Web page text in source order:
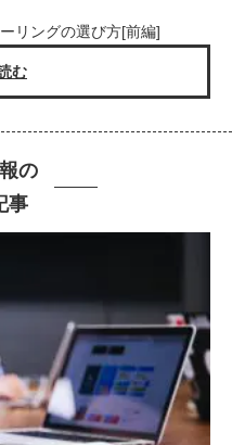
リングの選び方[前編]
む
の
事